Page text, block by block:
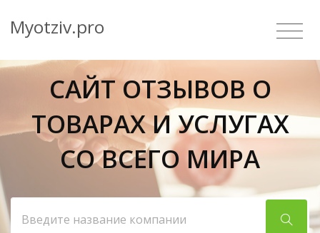
Myotziv.pro
САЙТ ОТЗЫВОВ О
ТОВАРАХ И УСЛУГАХ
СО ВСЕГО МИРА